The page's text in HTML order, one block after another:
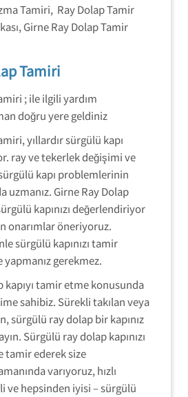
Tamiri, Ray Dolap Tamir
Girne Ray Dolap Tamir
Tamiri
; ile ilgili yardım
doğru yere geldiniz
yıllardır sürgülü kapı
ray ve tekerlek değişimi ve
kapı problemlerinin
uzmanız. Girne Ray Dolap
kapınızı değerlendiriyor
onarımlar öneriyoruz.
sürgülü kapınızı tamir
gerekmez.
tamir etme konusunda
sahibiz. Sürekli takılan veya
sürgülü ray dolap bir kapınız
Sürgülü ray dolap kapınızı
tamir ederek size
varıyoruz, hızlı
ve hepsinden iyisi – sürgülü